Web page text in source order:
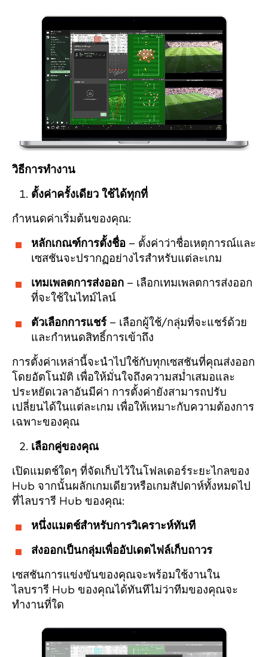
วิธีการทำงาน
ตั้งค่าครั้งเดียว ใช้ได้ทุกที่
กำหนดค่าเริ่มต้นของคุณ:
หลักเกณฑ์การตั้งชื่อ – ตั้งค่าว่าชื่อเหตุการณ์และ
เซสชันจะปรากฏอย่างไรสำหรับแต่ละเกม
เทมเพลตการส่งออก – เลือกเทมเพลตการส่งออก
ที่จะใช้ในไทม์ไลน์
ตัวเลือกการแชร์– เลือกผู้ใช้/กลุ่มที่จะแชร์ด้วย
และกำหนดสิทธิ์การเข้าถึง
การตั้งค่าเหล่านี้จะนำไปใช้กับทุกเซสชันที่คุณส่งออก
โดยอัตโนมัติ เพื่อให้มั่นใจถึงความสม่ำเสมอและ
ประหยัดเวลาอันมีค่า การตั้งค่ายังสามารถปรับ
เปลี่ยนได้ในแต่ละเกม เพื่อให้เหมาะกับความต้องการ
เฉพาะของคุณ
เลือกคู่ของคุณ
เปิดแมตช์ใดๆ ที่จัดเก็บไว้ในโฟลเดอร์ระยะไกลของ
Hub จากนั้นผลักเกมเดียวหรือเกมสัปดาห์ทั้งหมดไป
ที่ไลบรารี Hub ของคุณ:
หนึ่งแมตช์สำหรับการวิเคราะห์ทันที
ส่งออกเป็นกลุ่มเพื่ออัปเดตไฟล์เก็บถาวร
เซสชันการแข่งขันของคุณจะพร้อมใช้งานใน
ไลบรารี Hub ของคุณได้ทันทีไม่ว่าทีมของคุณจะ
ทำงานที่ใด